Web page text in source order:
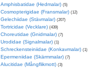
Amphisbatidae (Hedmalar) (5)
Cosmopterigidae (Fransmalar) (12)
Gelechiidae (Stävmalar) (207)
Tortricidae (Vecklare) (439)
Choreutidae (Gnidmalar) (7)
Urodidae (Signalmalar) (1)
Schreckensteiniidae (Konkavmalar) (1)
Epermeniidae (Skärmmalar) (7)
Alucitidae (Mångflikmott) (3)